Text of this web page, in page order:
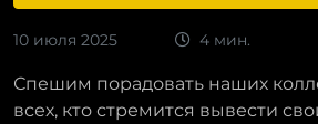
10 июля 2025 4 мин.
Спешим порадовать наших
всех, кто стремится вывести